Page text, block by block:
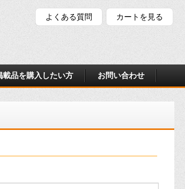
よくある質問 カートを見る
載品を購入したい方 お問い合わせ